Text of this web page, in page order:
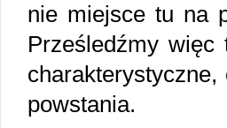
nie miejsce tu na
Prześledźmy więc
powstania.